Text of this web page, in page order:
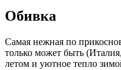
Обивка
Самая нежная по
только может быть
летом и уютное тепло